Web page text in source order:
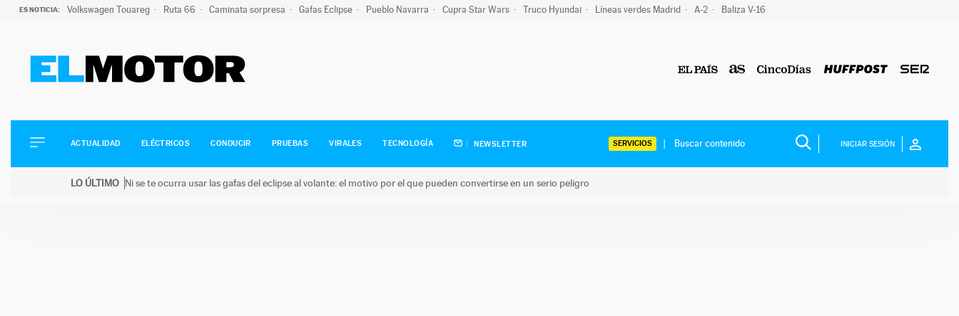
ES NOTICIA: Volkswagen Touareg Ruta 66 Caminata sorpresa Gafas Eclipse Pueblo Navarra Cupra Star Wars Truco Hyundai Líneas verdes Madrid A-2 Baliza V-16
ELÉCTRICOS
CONDUCIR
ACTUALIDAD ELÉCTRICOS CONDUCIR PRUEBAS VIRALES TECNOLOGÍA NEWSLETTER SERVICIOS INICIAR SESIÓN
LO ÚLTIMO Ni se te ocurra usar las gafas del eclipse al volante: el motivo por el que pueden convertirse en un serio peligro